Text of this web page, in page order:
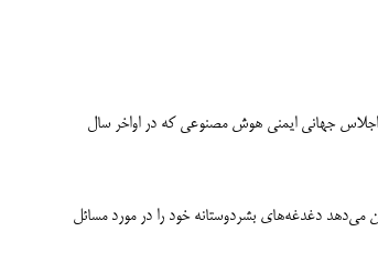
اجلاس جهانی ایمنی هوش مصنوعی که در اواخر سال
می‌­دهد دغدغه‌­های بشردوستانه خود را در مورد مسائل